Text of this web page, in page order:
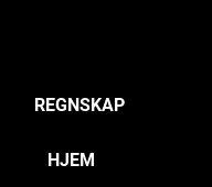
REGNSKAP
HJEM